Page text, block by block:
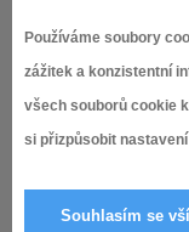
Používáme soubory
zážitek a konzistentní
všech souborů cookie
si přizpůsobit
Souhlasím se